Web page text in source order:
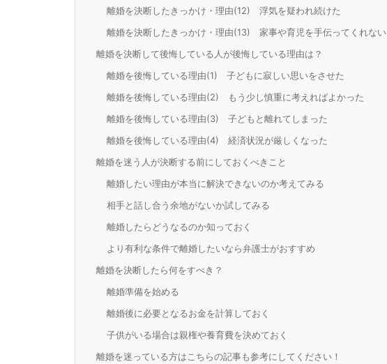
離婚を決断したきっかけ・理由(12) 浮気を疑われ続けた
離婚を決断したきっかけ・理由(13) 家事や育児を手伝ってくれない
離婚を決断して後悔している人が後悔している理由は？
離婚を後悔している理由(1) 子どもに寂しい思いをさせた
離婚を後悔している理由(2) もう少し慎重に考えればよかった
離婚を後悔している理由(3) 子どもと離れてしまった
離婚を後悔している理由(4) 経済状況が厳しくなった
離婚を迷う人が決断する前にしておくべきこと
離婚したい理由が本当に解決できないのか考えてみる
相手と話し合う余地がないか試してみる
離婚したらどうなるのか知っておく
より有利な条件で離婚したいなら弁護士がおすすめ
離婚を決断したら何をすべき？
離婚準備を始める
離婚後に必要となるお金を計算しておく
子供がいる場合は親権や養育費を決めておく
離婚を迷っている方はこちらの記事も参考にしてください！